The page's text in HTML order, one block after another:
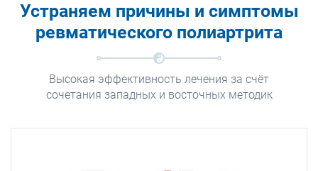
Устраняем причины и симптомы
ревматического полиартрита
Высокая эффективность лечения за счёт
сочетания западных и восточных методик